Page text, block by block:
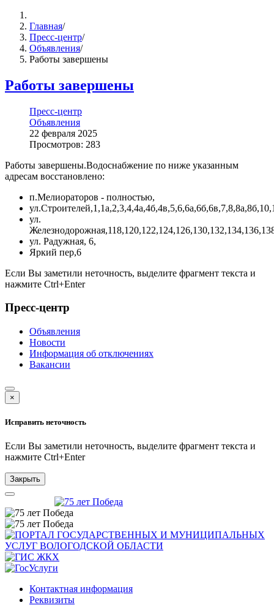
Главная/
Пресс-центр/
Объявления/
Работы завершены
Работы завершены
Пресс-центр
Объявления
22 февраля 2025
Просмотров: 283
Работы завершены.Водоснабжение по ниже указанным
адресам восстановлено:
п.Мелиораторов - полностью,
ул.
ул. Радужная, 6,
Яркий пер,6
Если Вы заметили неточность, выделите фрагмент текста и
нажмите Ctrl+Enter
Пресс-центр
Объявления
Новости
Информация об отключениях
Вакансии
×
Исправить неточность
Если Вы заметили неточность, выделите фрагмент текста и
нажмите Ctrl+Enter
Закрыть
Контактная информация
Реквизиты